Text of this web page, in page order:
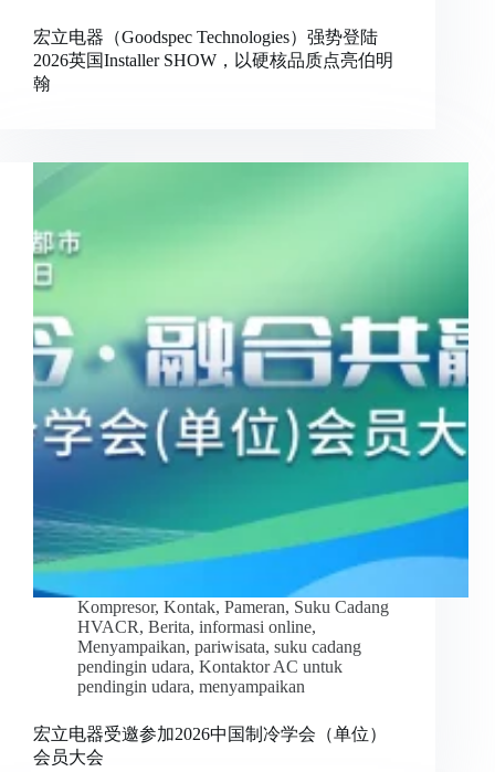
宏立电器（Goodspec Technologies）强势登陆
2026英国Installer SHOW，以硬核品质点亮伯明
翰
Kompresor, Kontak, Pameran, Suku Cadang
HVACR, Berita, informasi online,
Menyampaikan, pariwisata, suku cadang
pendingin udara, Kontaktor AC untuk
pendingin udara, menyampaikan
宏立电器受邀参加2026中国制冷学会（单位）
会员大会